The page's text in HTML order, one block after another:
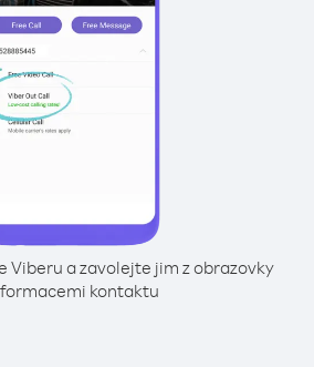
Viberu a zavolejte jim z obrazovky
kontaktu